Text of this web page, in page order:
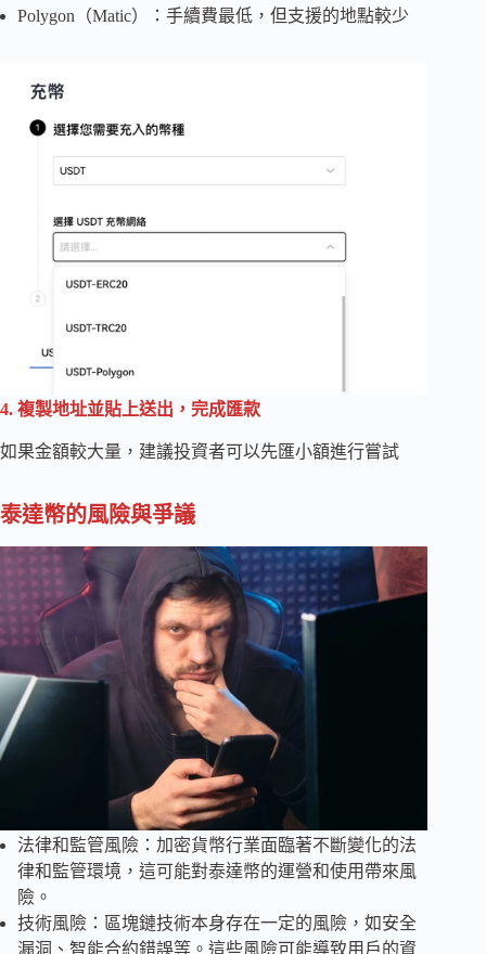
Polygon（Matic）：手續費最低，但支援的地點較少
4. 複製地址並貼上送出，完成匯款
如果金額較大量，建議投資者可以先匯小額進行嘗試
泰達幣的風險與爭議
法律和監管風險：加密貨幣行業面臨著不斷變化的法
律和監管環境，這可能對泰達幣的運營和使用帶來風
險。
技術風險：區塊鏈技術本身存在一定的風險，如安全
漏洞、智能合約錯誤等。這些風險可能導致用戶的資